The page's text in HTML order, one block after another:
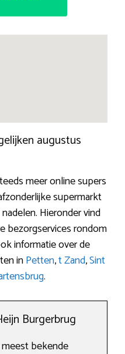
augustus
meer online supers
supermarkt
Hieronder vind
bezorgservices rondom
informatie over de
inPetten,t Zand,Sint
.
Burgerbrug
bekende